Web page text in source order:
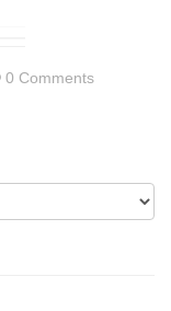
0 Comments